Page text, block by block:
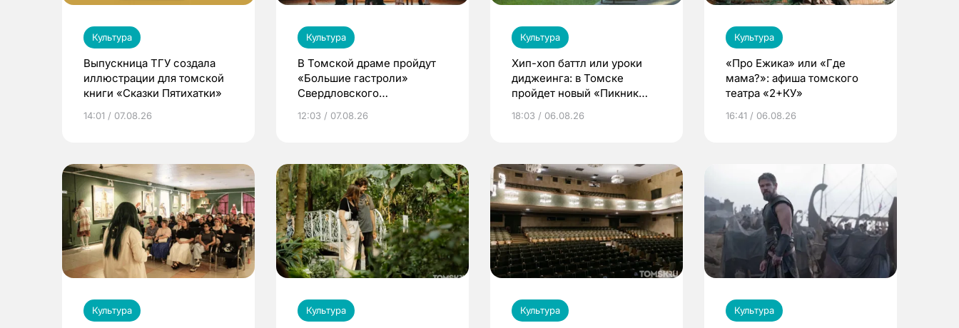
Культура
Выпускница ТГУ создала
иллюстрации для томской
книги «Сказки Пятихатки»
14:01 / 07.08.26
Культура
В Томской драме пройдут
«Большие гастроли»
Свердловского
драмы
12:03 / 07.08.26
Культура
Хип-хоп баттл или уроки
диджеинга: в Томске
пройдет новый «Пикник
18:03 / 06.08.26
Культура
«Про Ежика» или «Где
мама?»: афиша томского
театра «2+КУ»
16:41 / 06.08.26
Культура Культура Культура Культура